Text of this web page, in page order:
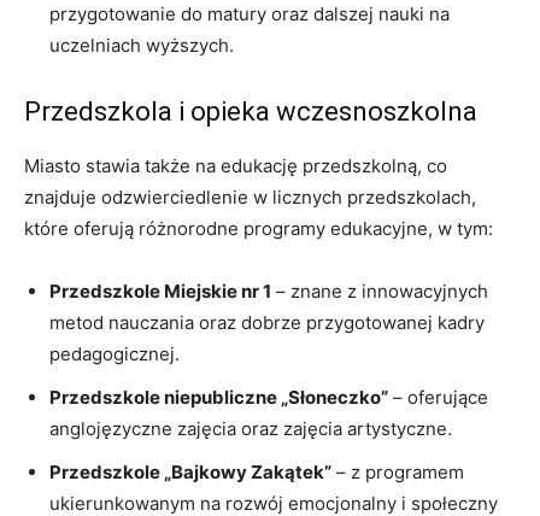
przygotowanie do matury oraz dalszej nauki na
uczelniach wyższych.
Przedszkola i opieka wczesnoszkolna
Miasto stawia także na edukację przedszkolną, co
znajduje odzwierciedlenie w licznych przedszkolach,
które oferują różnorodne programy edukacyjne, w tym:
Przedszkole Miejskie nr 1 – znane z innowacyjnych
metod nauczania oraz dobrze przygotowanej kadry
pedagogicznej.
Przedszkole niepubliczne „Słoneczko” – oferujące
anglojęzyczne zajęcia oraz zajęcia artystyczne.
Przedszkole „Bajkowy Zakątek” – z programem
ukierunkowanym na rozwój emocjonalny i społeczny